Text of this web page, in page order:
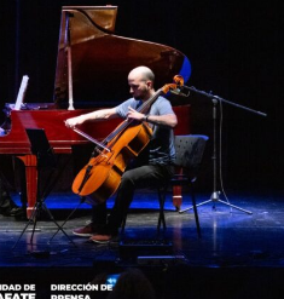
ORQUESTA
SINFÓNICA
CINE
MUNICIPAL